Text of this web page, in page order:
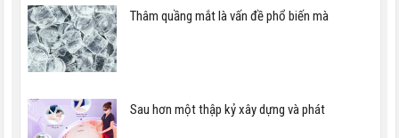
Thâm quầng mắt là vấn đề phổ biến mà
Sau hơn một thập kỷ xây dựng và phát